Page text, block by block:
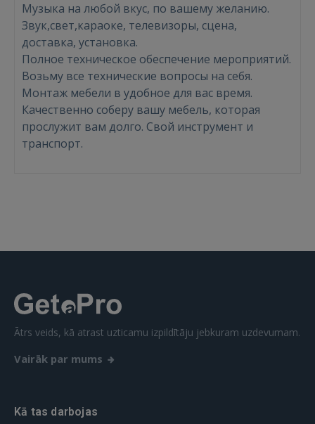
Ienākt
FACEBOOK
 Sign in with Apple
Музыка на любой вкус, по вашему желанию.
Звук,свет,караоке, телевизоры, сцена,
доставка, установка.
Полное техническое обеспечение мероприятий.
Возьму все технические вопросы на себя.
Монтаж мебели в удобное для вас время.
Качественно соберу вашу мебель, которая
прослужит вам долго. Свой инструмент и
транспорт.
Ātrs veids, kā atrast uzticamu izpildītāju jebkuram uzdevumam.
Vairāk par mums
Kā tas darbojas